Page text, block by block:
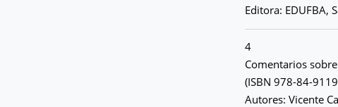
Editora: EDUFBA,
4
Comentarios
(ISBN 978-84-
Autores: Vicente